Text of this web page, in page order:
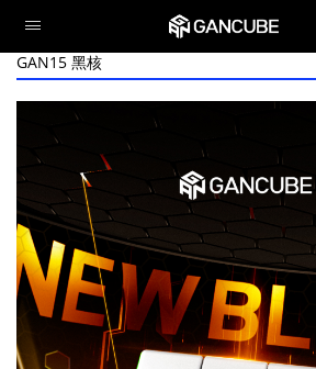
智能系列
磁力系列
旗舰魔方
定制系列
异型系列
套装
周边/配件
限定系列
萌刻魔方
GAN15 黑核